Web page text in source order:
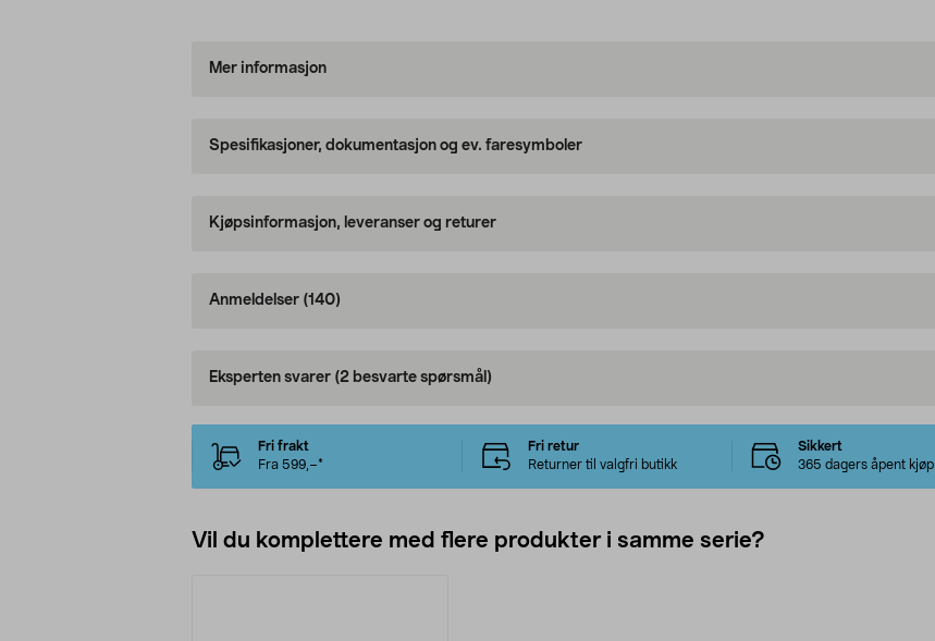
Mer informasjon
Spesifikasjoner, dokumentasjon og ev. faresymboler
Kjøpsinformasjon, leveranser og returer
Anmeldelser (140)
Eksperten svarer (2 besvarte spørsmål)
Fri frakt
Fra 599,–*
Fri retur
Returner til valgfri butikk
Sikkert
365 dagers åpent kjøp
Vil du komplettere med flere produkter i samme serie?